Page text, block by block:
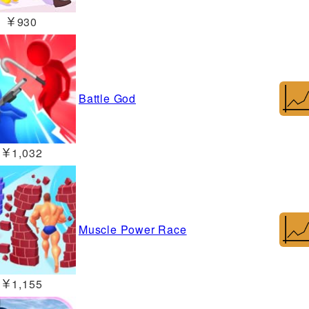
￥930
￥1,032
Battle God
￥1,155
Muscle Power Race